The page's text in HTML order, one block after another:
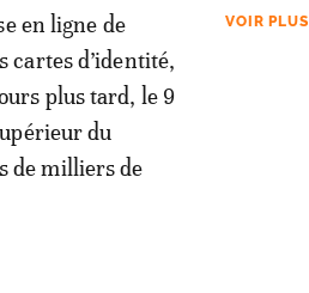
en ligne de
cartes d’identité,
plus tard, le 9
du
de milliers de
VOIR PLUS